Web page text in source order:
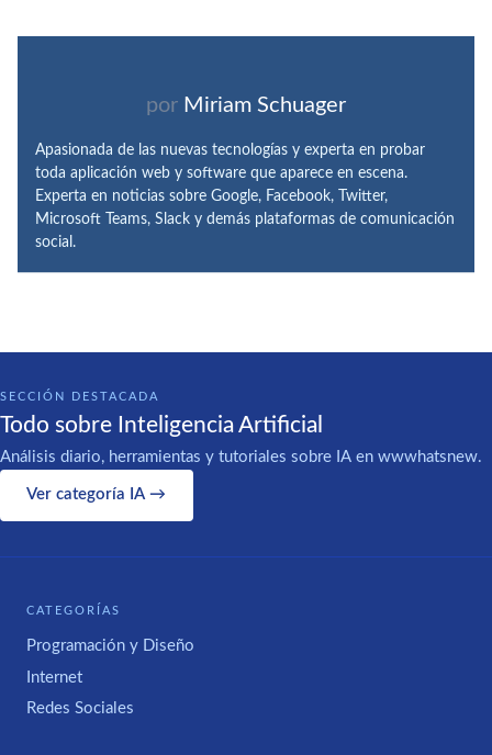
por Miriam Schuager
Apasionada de las nuevas tecnologías y experta en probar
toda aplicación web y software que aparece en escena.
Experta en noticias sobre Google, Facebook, Twitter,
Microsoft Teams, Slack y demás plataformas de comunicación
social.
SECCIÓN DESTACADA
Todo sobre Inteligencia Artificial
Análisis diario, herramientas y tutoriales sobre IA en wwwhatsnew.
Ver categoría IA →
CATEGORÍAS
Programación y Diseño
Internet
Redes Sociales